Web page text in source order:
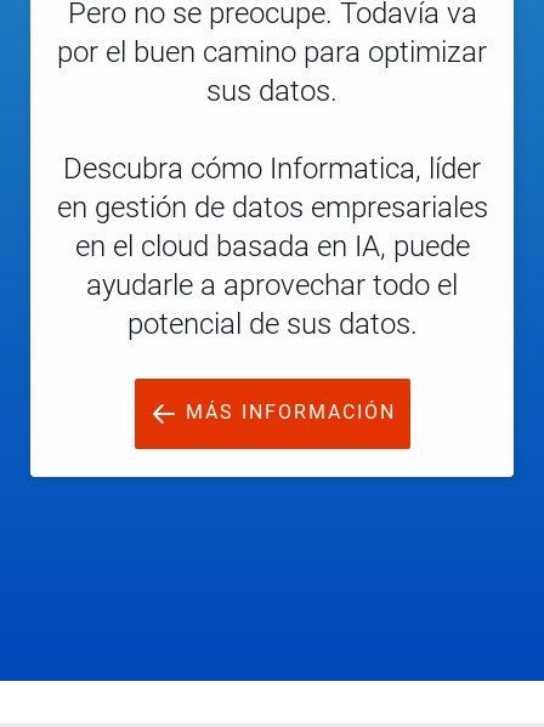
Pero no se preocupe. Todavía va
por el buen camino para optimizar
sus datos.
Descubra cómo Informatica, líder
en gestión de datos empresariales
en el cloud basada en IA, puede
ayudarle a aprovechar todo el
potencial de sus datos.
MÁS INFORMACIÓN